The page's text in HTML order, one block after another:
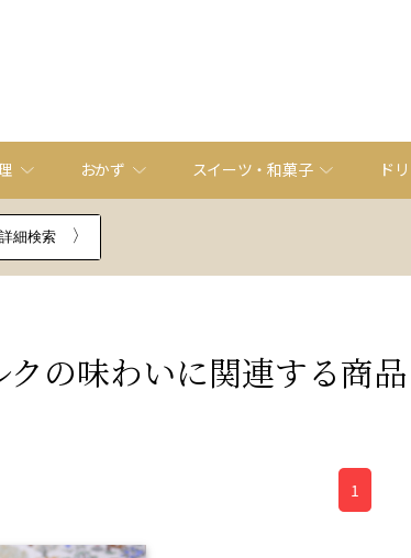
おかず スイーツ・和菓子 ド
詳細検索
クの味わいに関連する商品
1